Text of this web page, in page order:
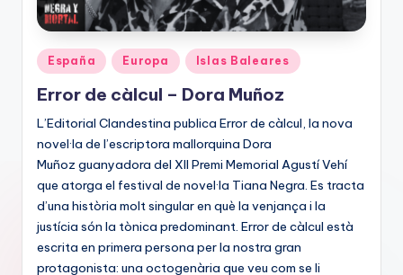
Publicado
en
España Europa Islas Baleares
Error de càlcul – Dora Muñoz
L’Editorial Clandestina publica Error de càlcul, la nova
novel·la de l’escriptora mallorquina Dora
Muñoz guanyadora del XII Premi Memorial Agustí Vehí
que atorga el festival de novel·la Tiana Negra. Es tracta
d’una història molt singular en què la venjança i la
justícia són la tònica predominant. Error de càlcul està
escrita en primera persona per la nostra gran
protagonista: una octogenària que veu com se li